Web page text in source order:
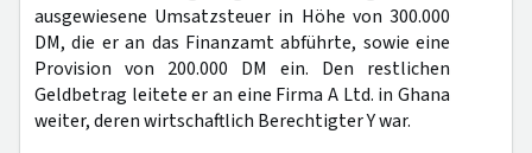
ausgewiesene Umsatzsteuer in Höhe von 300.000
DM, die er an das Finanzamt abführte, sowie eine
Provision von 200.000 DM ein. Den restlichen
Geldbetrag leitete er an eine Firma A Ltd. in Ghana
weiter, deren wirtschaftlich Berechtigter Y war.